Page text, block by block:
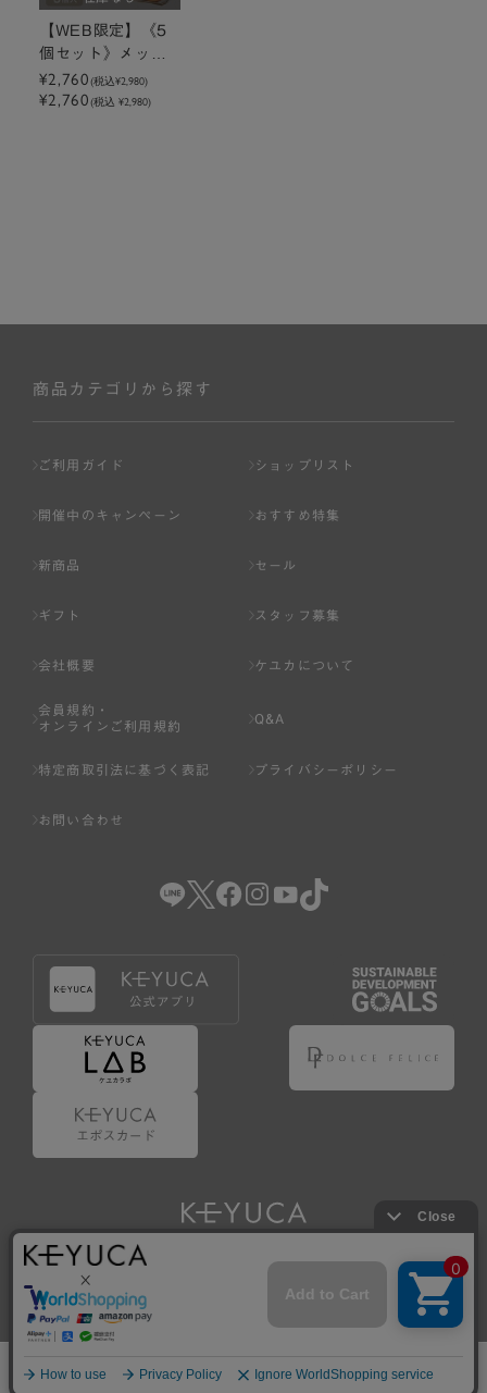
【WEB限定】《5
個セット》メッセ
ージ付きミニトー
トクッキーラズベ
¥2,760(税込¥2,980)
¥2,760(税込 ¥2,980)
商品カテゴリから探す
ご利用ガイド ショップリスト
開催中のキャンペーン おすすめ特集
新商品 セール
ギフト スタッフ募集
会社概要 ケユカについて
会員規約・
オンラインご利用規約
Q&A
特定商取引法に基づく表記 プライバシーポリシー
お問い合わせ
Copyright © KAWAJUN Co., Ltd. All Rights Reserved.